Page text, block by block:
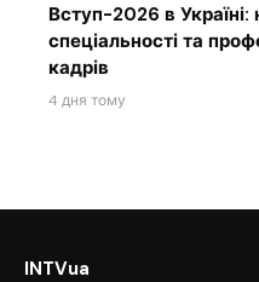
Вступ-2026 в Україні:
спеціальності та
кадрів
4 дня тому
INTVua